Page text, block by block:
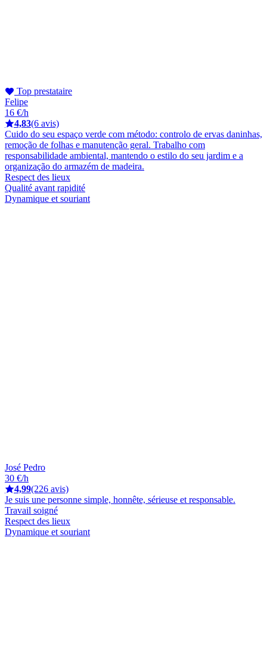
Top prestataire
Felipe
16 €/h
4,83(6 avis)
Cuido do seu espaço verde com método: controlo de ervas daninhas,
remoção de folhas e manutenção geral. Trabalho com
responsabilidade ambiental, mantendo o estilo do seu jardim e a
organização do armazém de madeira.
Respect des lieux
Qualité avant rapidité
Dynamique et souriant
José Pedro
30 €/h
4,99(226 avis)
Je suis une personne simple, honnête, sérieuse et responsable.
Travail soigné
Respect des lieux
Dynamique et souriant